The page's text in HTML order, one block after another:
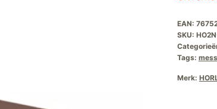
EAN:
SKU:
Tags:
Merk: